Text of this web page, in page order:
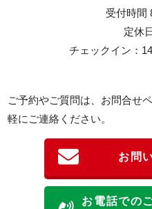
受付時間
定休
チェックイン：
ご予約やご質問は、お問合せ
軽にご連絡ください。
お問
お電話での